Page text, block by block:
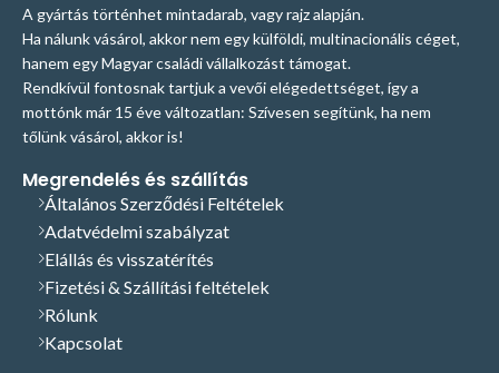
A gyártás történhet mintadarab, vagy rajz alapján.
Ha nálunk vásárol, akkor nem egy külföldi, multinacionális céget,
hanem egy Magyar családi vállalkozást támogat.
Rendkívül fontosnak tartjuk a vevői elégedettséget, így a
mottónk már 15 éve változatlan: Szívesen segítünk, ha nem
tőlünk vásárol, akkor is!
Megrendelés és szállítás
Általános Szerződési Feltételek
Adatvédelmi szabályzat
Elállás és visszatérítés
Fizetési & Szállítási feltételek
Rólunk
Kapcsolat